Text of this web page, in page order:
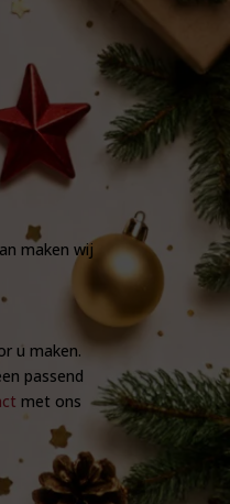
maken wij
u maken.
passend
met ons